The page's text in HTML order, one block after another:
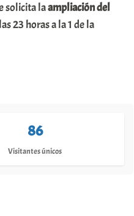
solicita laampliación del
23 horas a la 1 de la
86
Visitantes únicos